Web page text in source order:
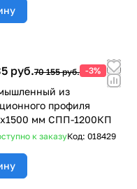
руб.70 155 руб. -3%
из
профиля
мм СПП-1200КП
к заказуКод: 018429